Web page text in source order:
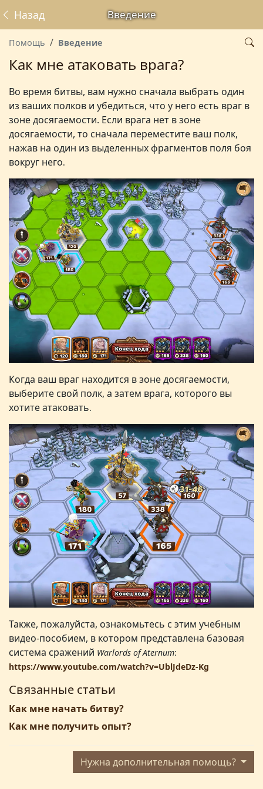
Введение
Назад
Помощь Введение
Как мне атаковать врага?
Во время битвы, вам нужно сначала выбрать один
из ваших полков и убедиться, что у него есть враг в
зоне досягаемости. Если врага нет взоне
досягаемости, то сначала переместите ваш полк,
нажав на один из выделенных фрагментов поля боя
вокруг него.
Когда ваш враг находится в зоне досягаемости,
выберите свой полк, а затем врага, которого вы
хотите атаковать.
Также, пожалуйста, ознакомьтесь с этим учебным
видео-пособием, в котором представлена базовая
система сражений Warlords of Aternum:
https://www.youtube.com/watch?v=UblJdeDz-Kg
Связанные статьи
Как мне начать битву?
Как мне получить опыт?
Нужна дополнительная помощь?